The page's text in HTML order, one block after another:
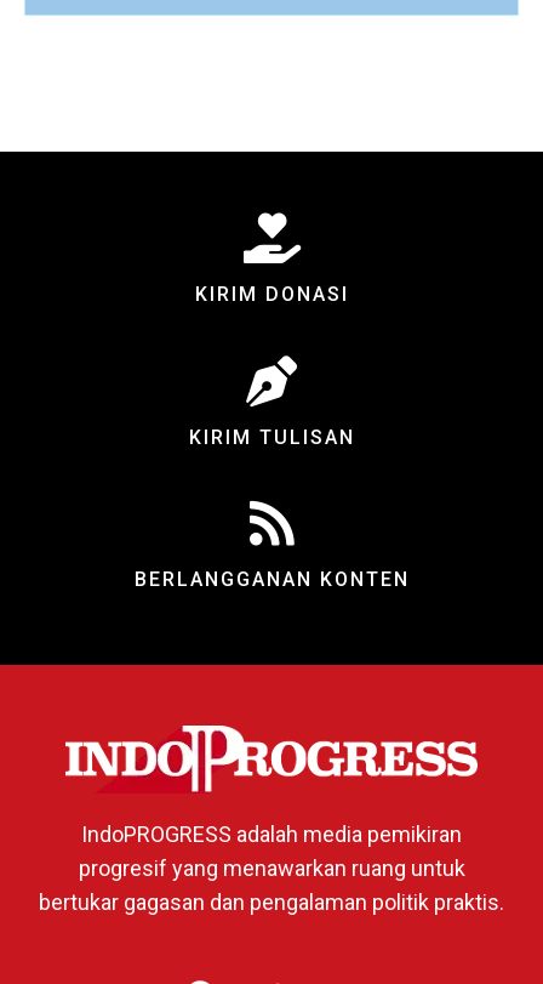
KIRIM DONASI
KIRIM TULISAN
BERLANGGANAN KONTEN
IndoPROGRESS adalah media pemikiran
progresif yang menawarkan ruang untuk
bertukar gagasan dan pengalaman politik praktis.